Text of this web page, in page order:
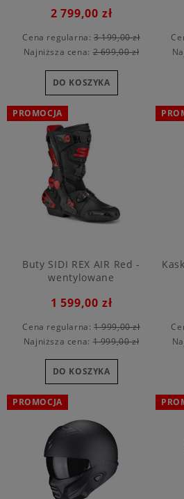
2 799,00 zł
Cena regularna: 3 199,00 zł
Najniższa cena:2 699,00 zł
DO KOSZYKA
Buty SIDI REX AIR Red -
wentylowane
1 599,00 zł
Cena regularna: 1 999,00 zł
Najniższa cena:1 999,00 zł
DO KOSZYKA
PROMOCJA
PROMOCJA